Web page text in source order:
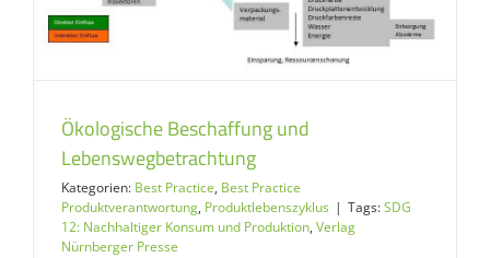
Ökologische Beschaffung und
Lebenswegbetrachtung
Kategorien: Best Practice, Best Practice
Produktverantwortung, Produktlebenszyklus | Tags:SDG
12: Nachhaltiger Konsum und Produktion, Verlag
Nürnberger Presse